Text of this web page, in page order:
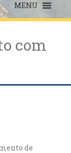
MENU
com
de